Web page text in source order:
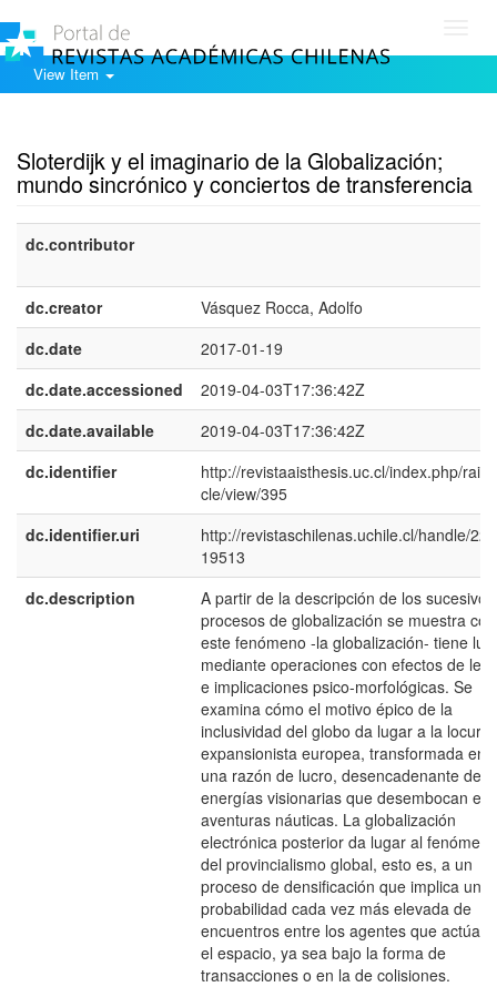
View Item
Sloterdijk y el imaginario de la Globalización;
mundo sincrónico y conciertos de transferencia
dc.contributor
dc.creator
Vásquez Rocca, Adolfo
dc.date
2017-01-19
dc.date.accessioned
2019-04-03T17:36:42Z
dc.date.available
2019-04-03T17:36:42Z
dc.identifier
http://revistaaisthesis.uc.cl/index.php/rait/
cle/view/395
dc.identifier.uri
http://revistaschilenas.uchile.cl/handle/
19513
dc.description
A partir de la descripción de los sucesivos
procesos de globalización se muestra
este fenómeno -la globalización- tiene
mediante operaciones con efectos de
e implicaciones psico-morfológicas. Se
examina cómo el motivo épico de la
inclusividad del globo da lugar a la locura
expansionista europea, transformada en
una razón de lucro, desencadenante de
energías visionarias que desembocan en
aventuras náuticas. La globalización
electrónica posterior da lugar al fenómeno
del provincialismo global, esto es, a un
proceso de densificación que implica una
probabilidad cada vez más elevada de
encuentros entre los agentes que actúan
el espacio, ya sea bajo la forma de
transacciones o en la de colisiones.